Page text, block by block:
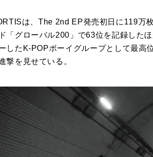
は、The 2nd EP発売初日に119万
「グローバル200」で63位を記録した
したK-POPボーイグループとして最高
撃を 見せている。